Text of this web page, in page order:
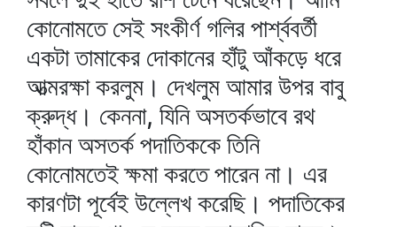
কোনোমতে সেই সংকীর্ণ গলির পার্শ্ববর্তী
একটা তামাকের দোকানের হাঁটু আঁকড়ে ধরে
আত্মরক্ষা করলুম। দেখলুম আমার উপর বাবু
ক্রুদ্ধ। কেননা, যিনি অসতর্কভাবে রথ
হাঁকান অসতর্ক পদাতিককে তিনি
কোনোমতেই ক্ষমা করতে পারেন না। এর
কারণটা পূর্বেই উল্লেখ করেছি। পদাতিকের